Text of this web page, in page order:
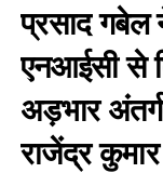
प्रसाद गबेल
एनआईसी से
अड़भार
राजेंद्र